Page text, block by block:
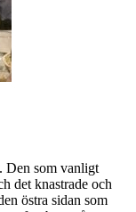
Den som vanligt
det knastrade och
östra sidan som